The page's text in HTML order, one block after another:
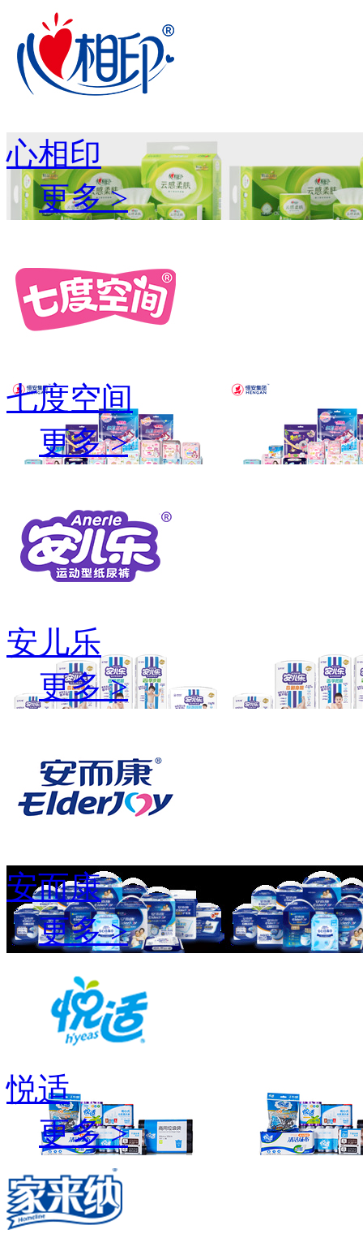
心相印
更多 >
七度空间
更多 >
安儿乐
更多 >
安而康
更多 >
悦适
更多 >